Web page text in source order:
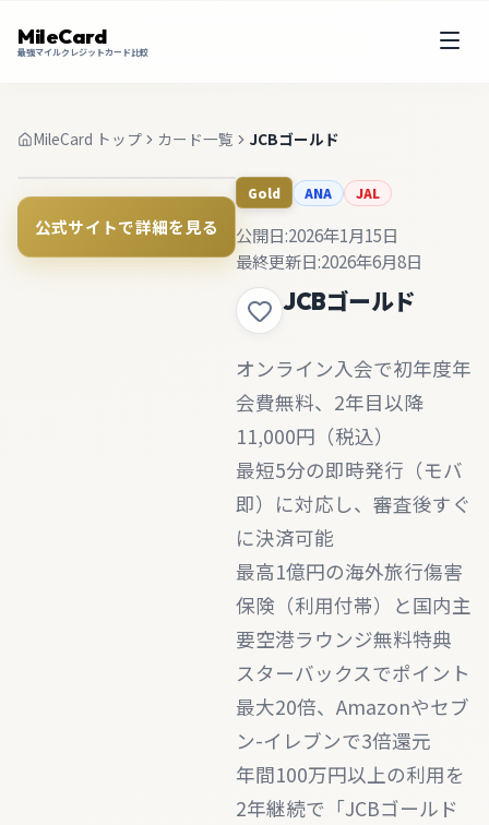
MileCard
最強マイルクレジットカード比較
MileCard トップ カード一覧 JCBゴールド
公式サイトで詳細を見る
Gold ANA JAL
公開日:2026年1月15日
最終更新日:2026年6月8日
JCBゴールド
オンライン入会で初年度年
会費無料、2年目以降
11,000円（税込）
最短5分の即時発行（モバ
即）に対応し、審査後すぐ
に決済可能
最高1億円の海外旅行傷害
保険（利用付帯）と国内主
要空港ラウンジ無料特典
スターバックスでポイント
最大20倍、Amazonやセブ
ン-イレブンで3倍還元
年間100万円以上の利用を
2年継続で「JCBゴールド